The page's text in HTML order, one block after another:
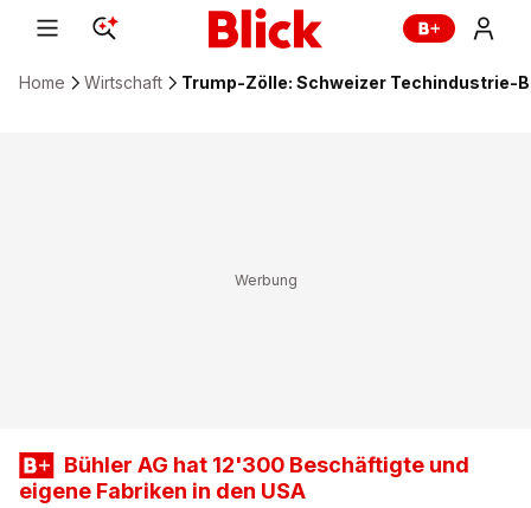
Home Wirtschaft Trump-Zölle: Schweizer Techindustrie-
Bühler AG hat 12'300 Beschäftigte und
eigene Fabriken in den USA